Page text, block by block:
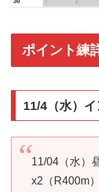
ポイント練
11/4（水）イ
11/04（水）
x2（R400m）